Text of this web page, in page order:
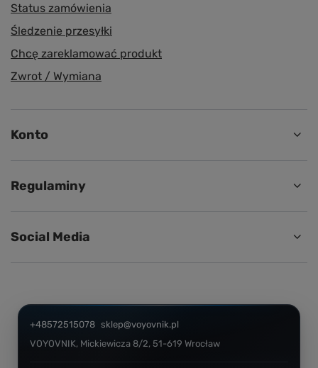
Status zamówienia
Śledzenie przesyłki
Chcę zareklamować produkt
Zwrot / Wymiana
Konto
Regulaminy
Social Media
+48572515078 sklep@voyovnik.pl
VOYOVNIK, Mickiewicza 8/2, 51-619 Wrocław